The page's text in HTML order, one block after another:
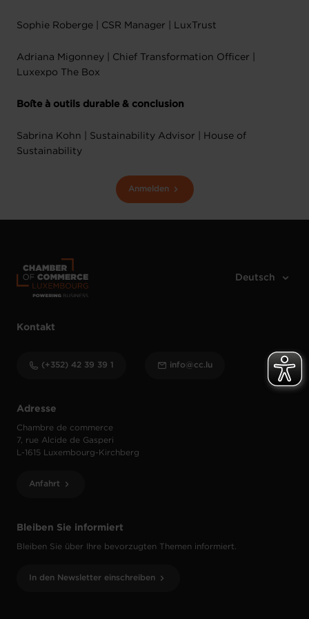
Sophie Roberge | CSR Manager | LuxTrust
Adriana Migonney | Chief Transformation Officer |
Luxexpo The Box
Boîte à outils durable & conclusion
Sabrina Kohn | Sustainability Advisor | House of
Sustainability
Anmelden
Bleiben Sie informiert
Bleiben Sie über Ihre bevorzugten Themen informiert.
In den Newsletter einschreiben
Adresse
Chambre de commerce
7, rue Alcide de Gasperi
L-1615 Luxembourg-Kirchberg
Anfahrt
Kontakt
(+352) 42 39 39 1 info@cc.lu